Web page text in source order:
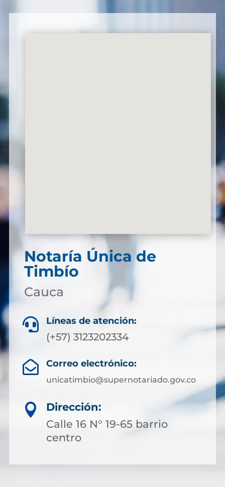
Notaría Única de
Timbío
Cauca
 Líneas de atención:
(+57) 3123202334
 Correo electrónico:
unicatimbio@supernotariado.gov.co

Dirección:
Calle 16 N° 19-65 barrio
centro